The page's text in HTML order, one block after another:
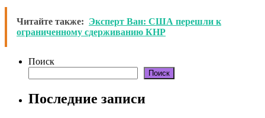
Читайте также: Эксперт Ван: США перешли к
ограниченному сдерживанию КНР
Поиск
Поиск
Последние записи